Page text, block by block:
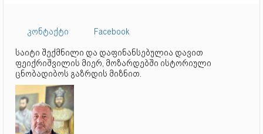
კონტაქტი
Facebook
საიტი შექმნილი და დაფინანსებულია დავით
ფეიქრიშვილის მიერ, მოზარდებში ისტორიული
ცნობადიბოს გაზრდის მიზნით.